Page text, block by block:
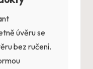
úvěru se
bez ručení.